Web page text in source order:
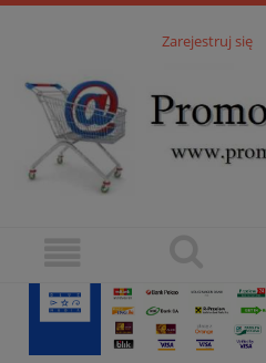
Zarejestruj się